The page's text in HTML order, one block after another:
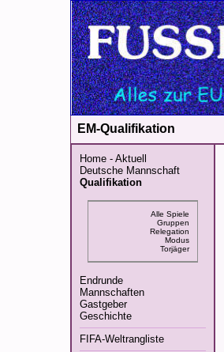
EM-Qualifikation
Home - Aktuell
Deutsche Mannschaft
Qualifikation
Alle Spiele
Gruppen
Relegation
Modus
Torjäger
Endrunde
Mannschaften
Gastgeber
Geschichte
FIFA-Weltrangliste